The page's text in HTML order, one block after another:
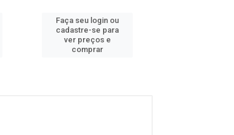
Faça seu login ou
cadastre-se para
ver preços e
comprar